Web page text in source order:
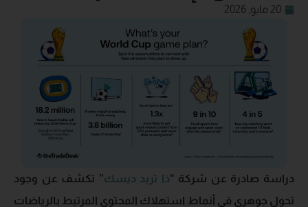
20 مايو, 2026
دراسة صادرة عن شركة “ذا تريد ديسك” تكشف عن وجود
تحول جوهري في أنماط استهلاك المحتوى المرتبط بالرياضات